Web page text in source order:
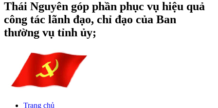
Thái Nguyên góp phần phục vụ hiệu quả
công tác lãnh đạo, chỉ đạo của Ban
thường vụ tỉnh ủy;
Trang chủ